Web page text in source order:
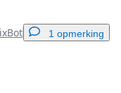
1 opmerking